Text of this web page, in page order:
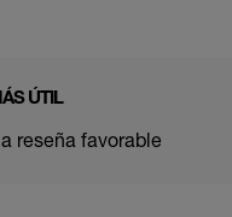
ÚTIL
reseña favorable